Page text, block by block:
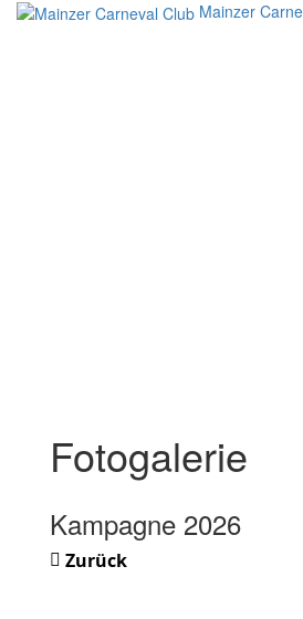
Mainzer
Fotogalerie
Kampagne 2026
Zurück